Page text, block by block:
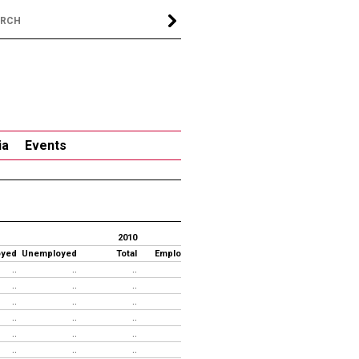
Events
2010
Unemployed Total Employed
.. .. ..
.. .. ..
.. .. ..
.. .. ..
.. .. ..
.. .. ..